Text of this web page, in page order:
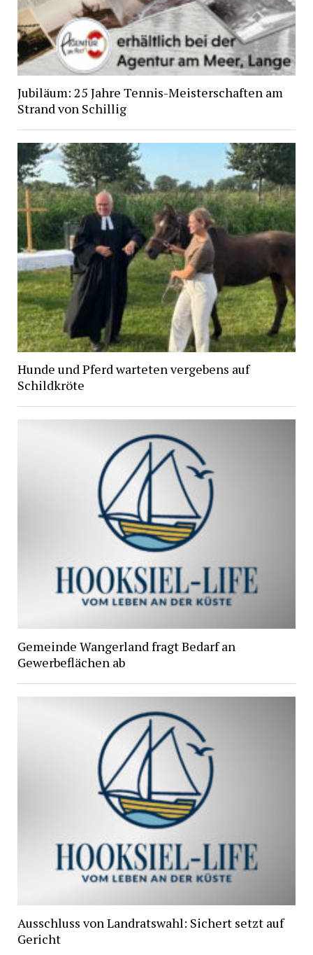
Jubiläum: 25 Jahre Tennis-Meisterschaften am
Strand von Schillig
Hunde und Pferd warteten vergebens auf
Schildkröte
Gemeinde Wangerland fragt Bedarf an
Gewerbeflächen ab
Ausschluss von Landratswahl: Sichert setzt auf
Gericht